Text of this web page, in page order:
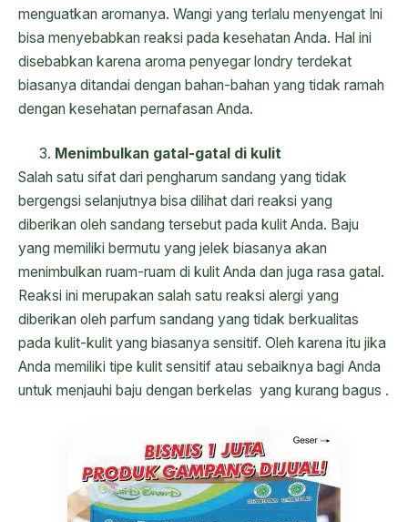
menguatkan aromanya. Wangi yang terlalu menyengat Ini
bisa menyebabkan reaksi pada kesehatan Anda. Hal ini
disebabkan karena aroma penyegar londry terdekat
biasanya ditandai dengan bahan-bahan yang tidak ramah
dengan kesehatan pernafasan Anda.
Menimbulkan gatal-gatal di kulit
Salah satu sifat dari pengharum sandang yang tidak
bergengsi selanjutnya bisa dilihat dari reaksi yang
diberikan oleh sandang tersebut pada kulit Anda. Baju
yang memiliki bermutu yang jelek biasanya akan
menimbulkan ruam-ruam di kulit Anda dan juga rasa gatal.
Reaksi ini merupakan salah satu reaksi alergi yang
diberikan oleh parfum sandang yang tidak berkualitas
pada kulit-kulit yang biasanya sensitif. Oleh karena itu jika
Anda memiliki tipe kulit sensitif atau sebaiknya bagi Anda
untuk menjauhi baju dengan berkelas yang kurang bagus .